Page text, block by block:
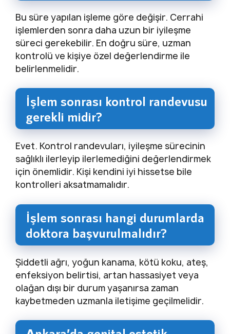
Bu süre yapılan işleme göre değişir. Cerrahi
işlemlerden sonra daha uzun bir iyileşme
süreci gerekebilir. En doğru süre, uzman
kontrolü ve kişiye özel değerlendirme ile
belirlenmelidir.
İşlem sonrası kontrol randevusu
gerekli midir?
Evet. Kontrol randevuları, iyileşme sürecinin
sağlıklı ilerleyip ilerlemediğini değerlendirmek
için önemlidir. Kişi kendini iyi hissetse bile
kontrolleri aksatmamalıdır.
İşlem sonrası hangi durumlarda
doktora başvurulmalıdır?
Şiddetli ağrı, yoğun kanama, kötü koku, ateş,
enfeksiyon belirtisi, artan hassasiyet veya
olağan dışı bir durum yaşanırsa zaman
kaybetmeden uzmanla iletişime geçilmelidir.